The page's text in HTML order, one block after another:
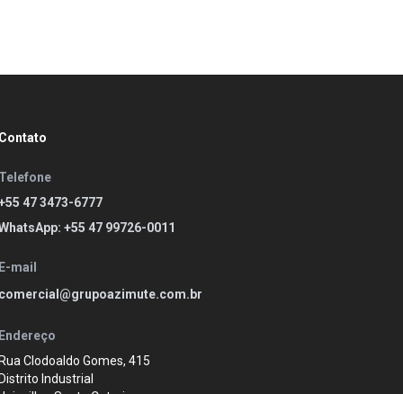
47 3473-6777
+55 47 99726-0011
mail
Clodoaldo Gomes, 415
Industrial